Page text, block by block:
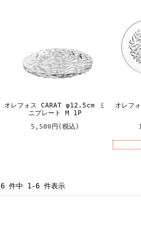
オレフォス CARAT φ12.5cm ミ
ニプレート M 1P
5,500円 (税込)
オレフ
6 件中 1-6 件表示